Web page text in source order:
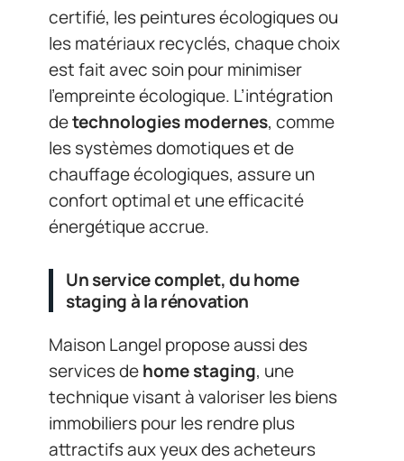
certifié, les peintures écologiques ou
les matériaux recyclés, chaque choix
est fait avec soin pour minimiser
l’empreinte écologique. L’intégration
detechnologies modernes, comme
les systèmes domotiques et de
chauffage écologiques, assure un
confort optimal et une efficacité
énergétique accrue.
Un service complet, du home
staging à la rénovation
Maison Langel propose aussi des
services dehome staging, une
technique visant à valoriser les biens
immobiliers pour les rendre plus
attractifs aux yeux des acheteurs